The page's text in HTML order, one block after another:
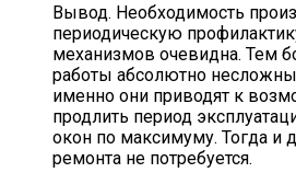
Вывод. Необходимость
периодическую
механизмов очевидна. Тем
работы абсолютно
именно они приводят к
продлить период
окон по максимуму. Тогда и
ремонта не потребуется.